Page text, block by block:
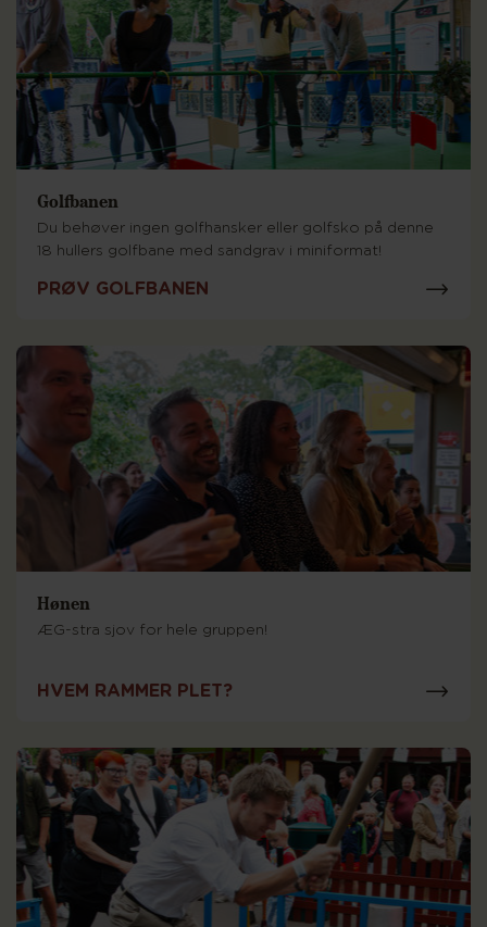
Golfbanen
Du behøver ingen golfhansker eller golfsko på denne
18 hullers golfbane med sandgrav i miniformat!
PRØV GOLFBANEN
Hønen
ÆG-stra sjov for hele gruppen!
HVEM RAMMER PLET?